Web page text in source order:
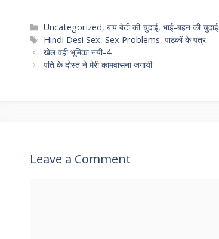
Categories
Uncategorized,बाप बेटी की चुदाई,भाई-बहन की चुदाई
Tags
Hindi Desi Sex,Sex Problems,पाठकों के पत्र
खेल वही भूमिका नयी-4
पति के दोस्त ने मेरी कामवासना जगायी
Leave a Comment